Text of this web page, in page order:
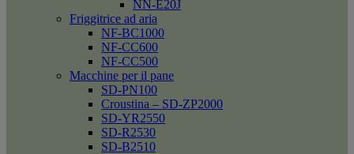
NN-E20J
Friggitrice ad aria
NF-BC1000
NF-CC600
NF-CC500
Macchine per il pane
SD-PN100
Croustina – SD-ZP2000
SD-YR2550
SD-R2530
SD-B2510